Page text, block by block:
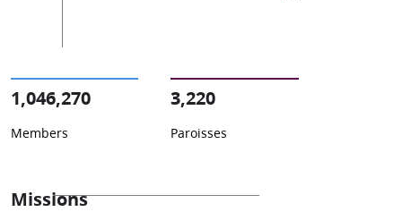
1,046,270
Members
3,220
Paroisses
Missions